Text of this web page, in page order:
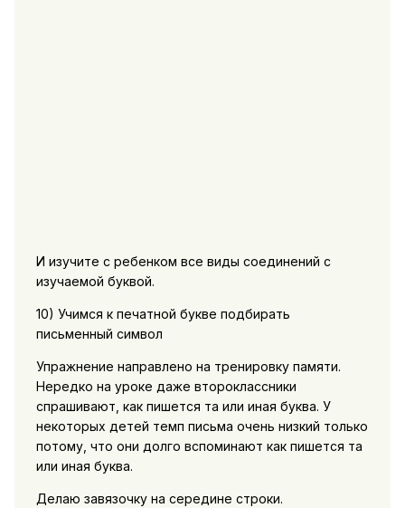
И изучите с ребенком все виды соединений с
изучаемой буквой.
10) Учимся к печатной букве подбирать
письменный символ
Упражнение направлено на тренировку памяти.
Нередко на уроке даже второклассники
спрашивают, как пишется та или иная буква. У
некоторых детей темп письма очень низкий только
потому, что они долго вспоминают как пишется та
или иная буква.
Делаю завязочку на середине строки.